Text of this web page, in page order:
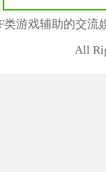
类游戏辅助的交
All